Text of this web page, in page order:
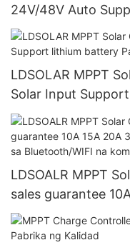
24V/48V Auto
LDSOLAR MPPT
Solar Input
LDSOALR MPPT
sales guarantee
12V/24V system
komunikasyon